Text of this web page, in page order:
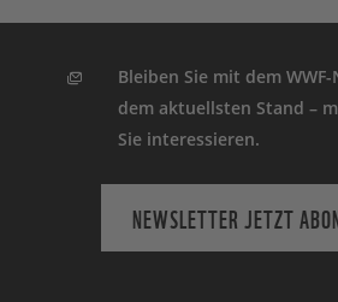
Bleiben Sie mit dem
dem aktuellsten Stand –
Sie interessieren.
NEWSLETTER JETZT